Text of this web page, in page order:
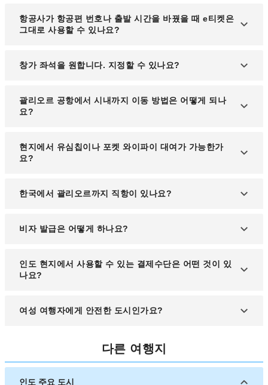
한국 출발 항공편의 경우 대부분 리컨펌이 필요하지
않지만, 일부 항공사는 현지에서 출발하는 항공편에
항공사가 항공편 번호나 출발 시간을 바꿨을 때 e티켓은
그대로 사용할 수 있나요?
네, e티켓은 유효하며 그대로 사용하실 수 있습니다.
창가 좌석을 원합니다. 지정할 수 있나요?
저희를 통한 항공권 예약 시 사전 좌석 지정은 불가합
니다. 직접 항공사에 연락하시거나, 공항 체크인 시
괄리오르 공항에서 시내까지 이동 방법은 어떻게 되나
요?
공항에서 시내까지는 택시나 리키샤(오토바이 택시)
를 이용하실 수 있으며, 약 15분 정도 소요됩니다.
현지에서 유심칩이나 포켓 와이파이 대여가 가능한가
요?
공항 또는 시내의 통신사 매장에서 유심칩을 쉽게 구
한국에서 괄리오르까지 직항이 있나요?
현재 한국에서 괄리오르까지의 직항편은 없으며, 델
비자 발급은 어떻게 하나요?
인도 여행 시 전자 비자(e-Visa)를 신청하실 수 있으
며, 온라인으로 간편하게 발급받을 수 있습니다. 사전
인도 현지에서 사용할 수 있는 결제수단은 어떤 것이 있
나요?
대부분의 식당 및 상점에서는 현금(루피) 외에 신용
여성 여행자에게 안전한 도시인가요?
괄리오르는 비교적 안전한 도시로 알려져 있으나, 야
간 외출 시에는 혼자보다는 동행하는 것이 좋습니다.
현지 관습에 맞춘 복장도 안전에 도움이 됩니다.
다른 여행지
인도 주요 도시